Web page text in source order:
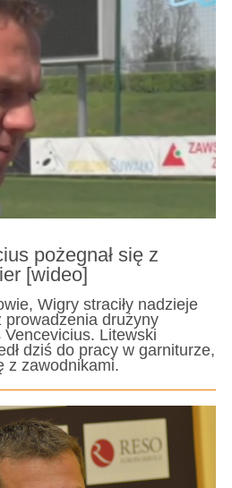
pożegnał się z
[wideo]
Wigry straciły nadzieje
prowadzenia drużyny
Vencevicius. Litewski
dziś do pracy w garniturze,
z zawodnikami.